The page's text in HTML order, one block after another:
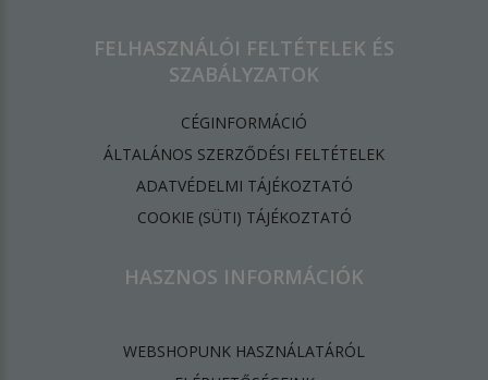
FELHASZNÁLÓI FELTÉTELEK ÉS
SZABÁLYZATOK
CÉGINFORMÁCIÓ
ÁLTALÁNOS SZERZŐDÉSI FELTÉTELEK
ADATVÉDELMI TÁJÉKOZTATÓ
​COOKIE (SÜTI) TÁJÉKOZTATÓ
HASZNOS INFORMÁCIÓK
WEBSHOPUNK HASZNÁLATÁRÓL